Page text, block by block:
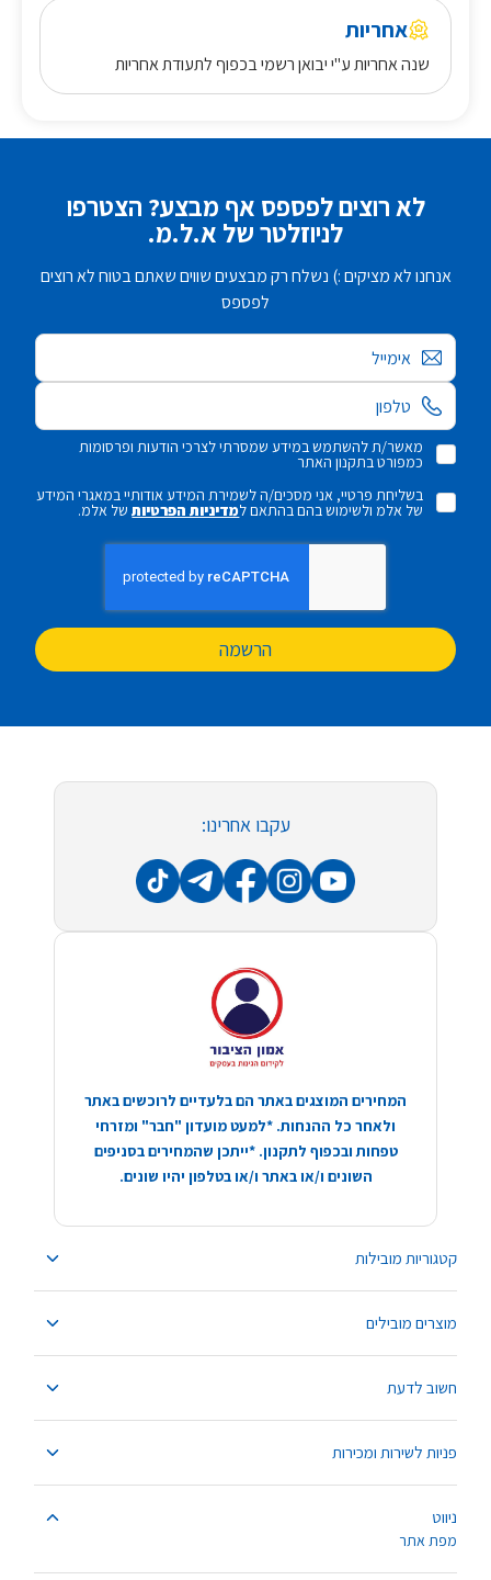
אחריות
שנה אחריות ע"י יבואן רשמי בכפוף לתעודת אחריות
לא רוצים לפספס אף מבצע? הצטרפו
לניוזלטר של א.ל.מ.
אנחנו לא מציקים :) נשלח רק מבצעים שווים שאתם בטוח לא רוצים
לפספס
אימייל
מאשר/ת להשתמש במידע שמסרתי לצרכי הודעות ופרסומות
כמפורט בתקנון האתר
בשליחת פרטיי, אני מסכים/ה לשמירת המידע אודותיי במאגרי המידע
של אלמ ולשימוש בהם בהתאם למדיניות הפרטיותשל אלמ.
הרשמה
קטגוריות מובילות
מוצרים מובילים
חשוב לדעת
פניות לשירות ומכירות
ניווט
מפת אתר
עקבו אחרינו:
המחירים המוצגים באתר הם בלעדיים לרוכשים באתר
ולאחר כל ההנחות. *למעט מועדון "חבר" ומזרחי
טפחות ובכפוף לתקנון. *ייתכן שהמחירים בסניפים
השונים ו/או באתר ו/או בטלפון יהיו שונים.